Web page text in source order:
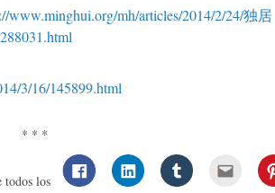
www.minghui.org/mh/articles/2014/2/24/独居
3/16/145899.html
* * *
todos los